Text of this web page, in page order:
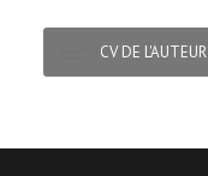
CV DE L'AUTEUR